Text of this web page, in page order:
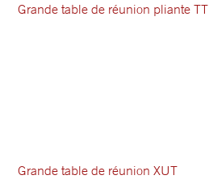
Grande table de réunion pliante TT
Grande table de réunion XUT